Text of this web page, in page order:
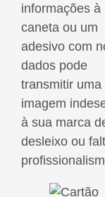
informações à
caneta ou um
adesivo com
dados pode
transmitir uma
imagem
à sua marca
desleixo ou